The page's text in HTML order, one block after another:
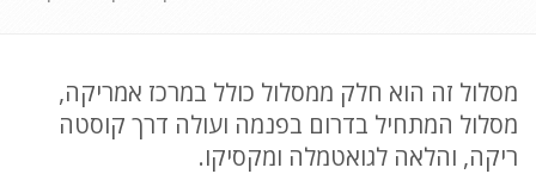
מסלול זה הוא חלק ממסלול כולל במרכז אמריקה,
מסלול המתחיל בדרום בפנמה ועולה דרך קוסטה
ריקה, והלאה לגואטמלה ומקסיקו.